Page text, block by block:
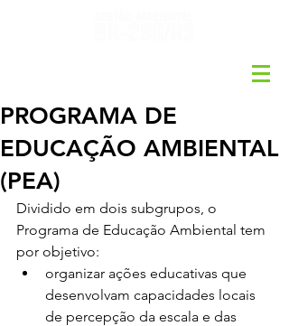
PROGRAMA DE
EDUCAÇÃO AMBIENTAL
(PEA)
Dividido em dois subgrupos, o
Programa de Educação Ambiental tem
por objetivo:
organizar ações educativas que
desenvolvam capacidades locais
de percepção da escala e das